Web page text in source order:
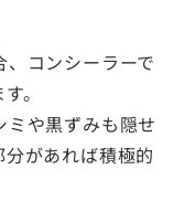
コンシーラーで
。
や黒ずみも隠せ
があれば積極的